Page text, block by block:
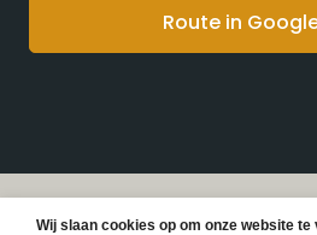
Route in
© Copyright 2026
Wij slaan cookies op om onze website